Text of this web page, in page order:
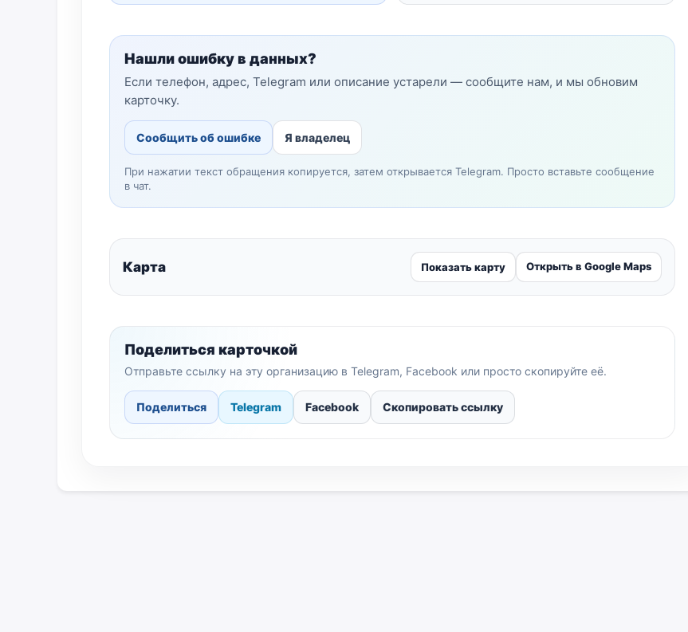
Нашли ошибку в данных?
Если телефон, адрес, Telegram или описание устарели — сообщите нам, и мы обновим
карточку.
Сообщить об ошибке Я владелец
При нажатии текст обращения копируется, затем открывается Telegram. Просто вставьте сообщение
в чат.
Карта Показать карту Открыть в Google Maps
Поделиться карточкой
Отправьте ссылку на эту организацию в Telegram, Facebook или просто скопируйте её.
Поделиться Telegram Facebook Скопировать ссылку